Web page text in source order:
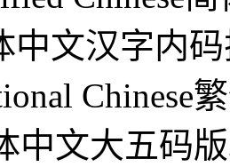
中文汉字内
Chinese
中文大五码